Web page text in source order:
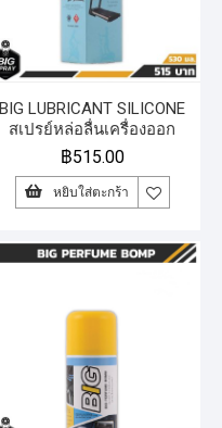
BIG LUBRICANT SILICONE
สเปรย์หล่อลื่นเครื่องออก
กำลังกาย 530 ml.
฿515.00
หยิบใส่ตะกร้า